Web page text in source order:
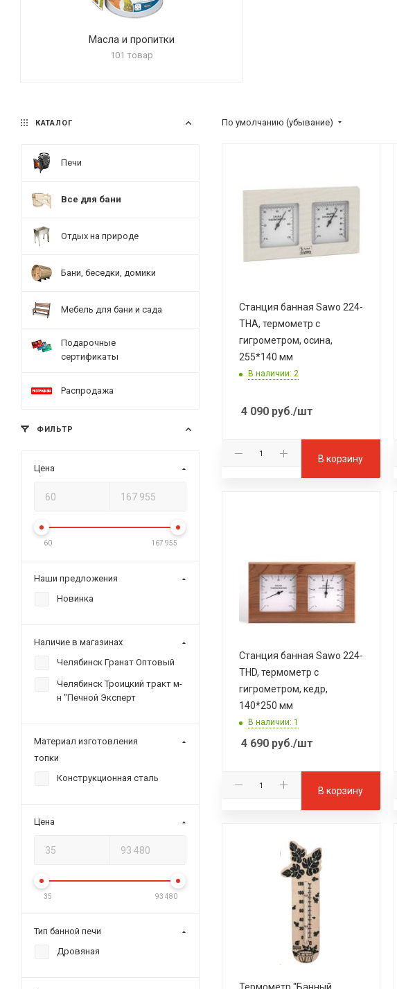
Масла и пропитки
101 товар
По умолчанию (убывание)
Станция банная Sawo 224-
THA, термометр с
гигрометром, осина,
255*140 мм
В наличии: 2
4 090 руб./шт
В корзину
Станция банная Sawo 224-
THD, термометр с
гигрометром, кедр,
140*250 мм
В наличии: 1
4 690 руб./шт
В корзину
Термометр "Банный
КАТАЛОГ
Печи
Все для бани
Отдых на природе
Бани, беседки, домики
Мебель для бани и сада
Подарочные
сертификаты
Распродажа
ФИЛЬТР
Цена
60 167 955
Наши предложения
Новинка
Наличие в магазинах
Челябинск Гранат Оптовый
Челябинск Троицкий тракт м-
н "Печной Эксперт
Материал изготовления
топки
Конструкционная сталь
Цена
35 93 480
Тип банной печи
Дровяная